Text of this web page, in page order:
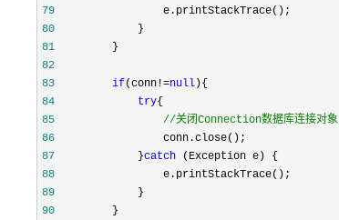
79
80
81
82
83
if(conn!=null
84
try
85
//关闭Connection数据库连接对象
86
87
             }
catch
88
89
90